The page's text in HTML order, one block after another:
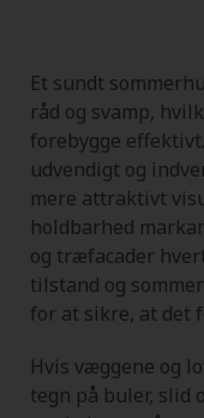
Et sundt
råd og svamp,
forebygge
udvendigt og
mere attraktivt
holdbarhed
og træfacader
tilstand og
for at sikre, at det
Hvis væggene og
tegn på buler, slid